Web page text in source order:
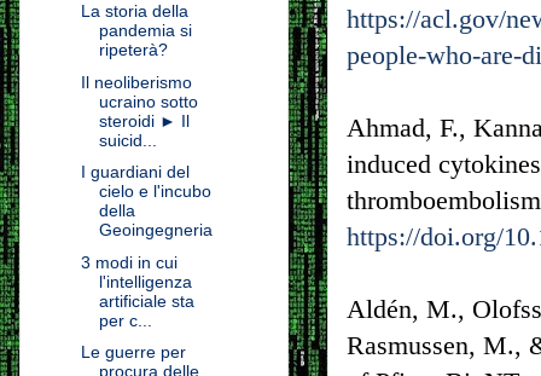
https://acl.gov/
people-who-are-
Ahmad, F.,
induced
https://doi.org/
Aldén, M.,
Rasmussen, M.,
La storia della
pandemia si
ripeterà?
Il neoliberismo
ucraino sotto
steroidi ► Il
suicid...
I guardiani del
cielo e l'incubo
della
Geoingegneria
3 modi in cui
l'intelligenza
artificiale sta
per c...
Le guerre per
procura delle